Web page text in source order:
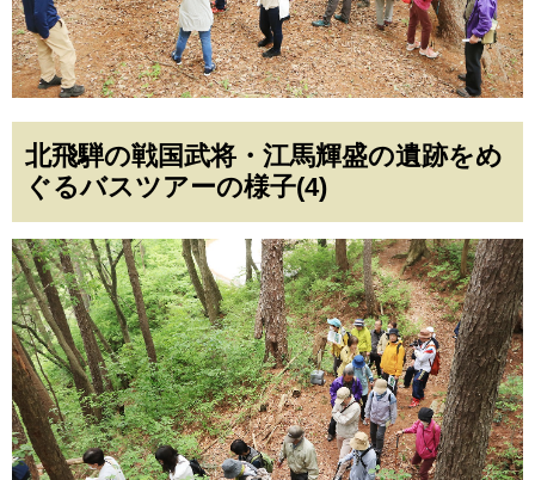
北飛騨の戦国武将・江馬輝盛の遺跡をめ
ぐるバスツアーの様子(4)